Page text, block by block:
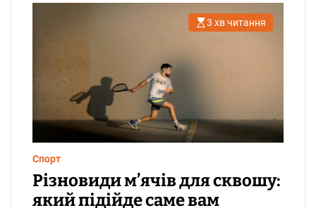
О
й
а
т
3 хв читання
Спорт
Різновиди м’ячів для сквошу:
який підійде саме вам